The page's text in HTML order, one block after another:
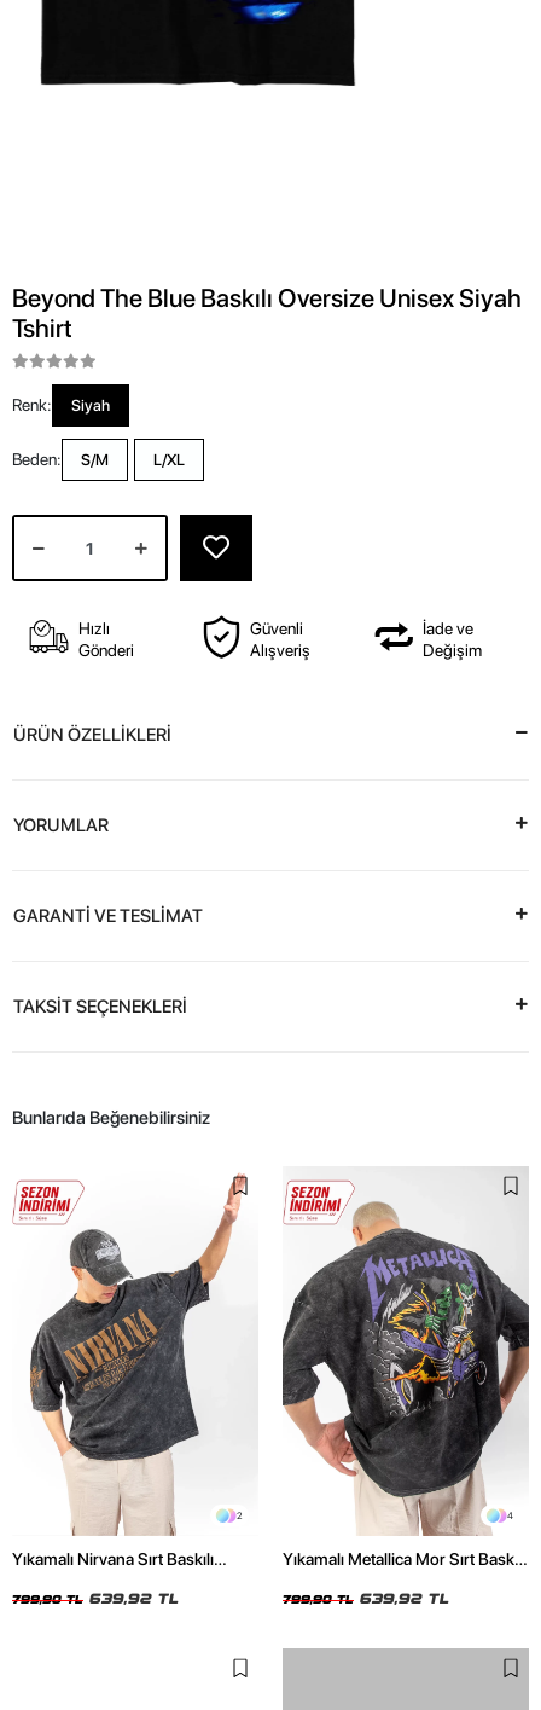
Beyond The Blue Baskılı Oversize Unisex Siyah
Tshirt
Renk: Siyah
Beden: S/M L/XL
Hızlı
Gönderi
Güvenli
Alışveriş
İade ve
Değişim
ÜRÜN ÖZELLİKLERİ
YORUMLAR
GARANTİ VE TESLİMAT
TAKSİT SEÇENEKLERİ
Bunlarıda Beğenebilirsiniz
2
Yıkamalı Nirvana Sırt Baskılı
799,90 TL 639,92 TL
4
Yıkamalı Metallica Mor Sırt Baskılı
799,90 TL 639,92 TL